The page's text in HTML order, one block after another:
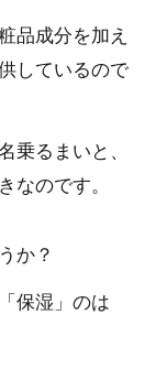
品成分を加え
しているので
乗るまいと、
なのです。
か？
保湿」のは